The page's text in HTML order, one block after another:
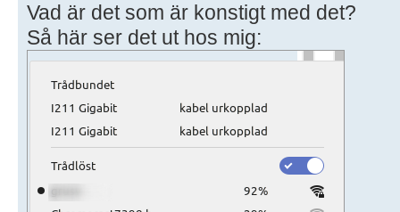
Vad är det som är konstigt med det?
Så här ser det ut hos mig: